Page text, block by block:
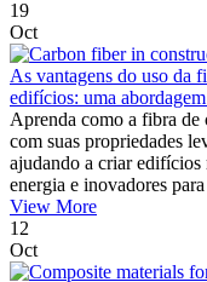
19
Oct
As vantagens do uso da
edifícios: uma
Aprenda como a fibra de
com suas propriedades
ajudando a criar edifícios
energia e inovadores
View More
12
Oct